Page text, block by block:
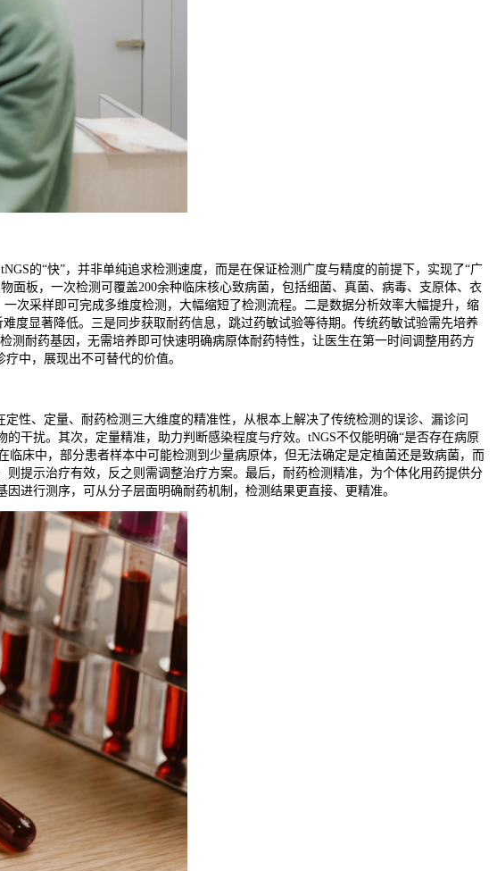
的“快”，并非单纯追求检测速度，而是在保证检测广度与精度的前提下，实现了“广
面板，一次检测可覆盖200余种临床核心致病菌，包括细菌、真菌、病毒、支原体、衣
次采样即可完成多维度检测，大幅缩短了检测流程。二是数据分析效率大幅提升，缩
度显著降低。三是同步获取耐药信息，跳过药敏试验等待期。传统药敏试验需先培养
测耐药基因，无需培养即可快速明确病原体耐药特性，让医生在第一时间调整用药方
中，展现出不可替代的价值。
性、定量、耐药检测三大维度的精准性，从根本上解决了传统检测的误诊、漏诊问
干扰。其次，定量精准，助力判断感染程度与疗效。tNGS不仅能明确“是否存在病原
床中，部分患者样本中可能检测到少量病原体，但无法确定是定植菌还是致病菌，而
提示治疗有效，反之则需调整治疗方案。最后，耐药检测精准，为个体化用药提供分
进行测序，可从分子层面明确耐药机制，检测结果更直接、更精准。